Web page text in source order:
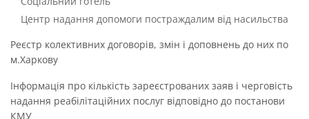
Центр надання допомоги постраждалим від насильства
Реєстр колективних договорів, змін і доповнень до них по
м.Харкову
Інформація про кількість зареєстрованих заяв і черговість
надання реабілітаційних послуг відповідно до постанови
КМУ